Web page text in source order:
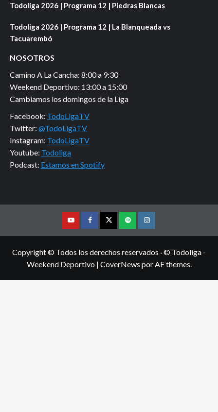
Todoliga 2026 | Programa 12 | Piedras Blancas
Todoliga 2026 | Programa 12 | La Blanqueada vs
Tacuarembó
NOSOTROS
Camino A La Cancha: 8:00 a 9:30
Weekend Deportivo: 13:00 a 15:00
Cambiamos los domingos de la Liga
Facebook: TodoLigaTV
Twitter: @TodoLigaTV
Instagram: TodoLigaTV
Youtube: Todoliga
Podcast: Estamos en Spotify
YoutubeFacebookTwitterPodcastInstagram
Copyright © Todos los derechos reservados · © Todoliga -
Weekend Deportivo | CoverNews por AF themes.